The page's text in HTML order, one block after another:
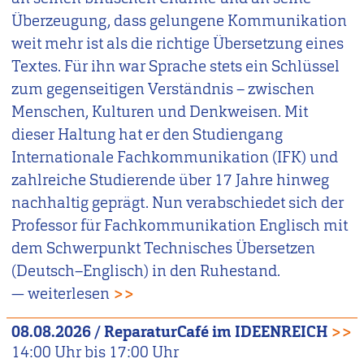
Überzeugung, dass gelungene Kommunikation
weit mehr ist als die richtige Übersetzung eines
Textes. Für ihn war Sprache stets ein Schlüssel
zum gegenseitigen Verständnis – zwischen
Menschen, Kulturen und Denkweisen. Mit
dieser Haltung hat er den Studiengang
Internationale Fachkommunikation (IFK) und
zahlreiche Studierende über 17 Jahre hinweg
nachhaltig geprägt. Nun verabschiedet sich der
Professor für Fachkommunikation Englisch mit
dem Schwerpunkt Technisches Übersetzen
(Deutsch–Englisch) in den Ruhestand.
— weiterlesen >>
08.08.2026/ReparaturCafé im IDEENREICH >>
14:00 Uhr bis 17:00 Uhr